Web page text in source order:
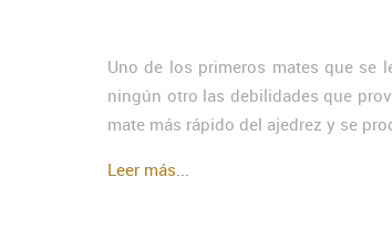
Uno de los primeros mates que se
ningún otro las debilidades que
mate más rápido del ajedrez y se
Leer más...